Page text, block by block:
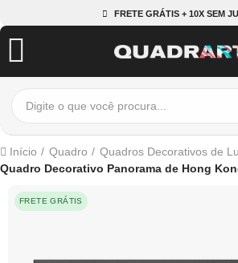
FRETE GRÁTIS + 10X SEM
Início Quadro
Quadros Decorativos de
Quadro Decorativo Panorama de Hong
FRETE GRÁTIS